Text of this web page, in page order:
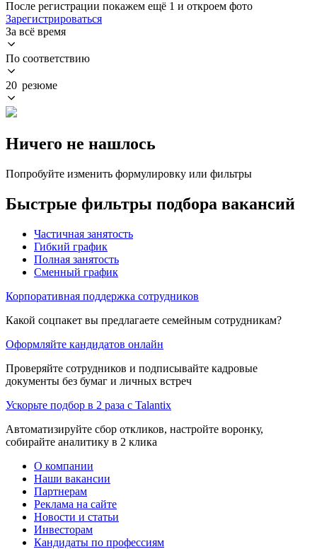
После регистрации покажем ещё 1 и откроем фото
Зарегистрироваться
За всё время
По соответствию
20 резюме
Ничего не нашлось
Попробуйте изменить формулировку или фильтры
Быстрые фильтры подбора вакансий
Частичная занятость
Гибкий график
Полная занятость
Сменный график
Корпоративная поддержка сотрудников
Какой соцпакет вы предлагаете семейным сотрудникам?
Оформляйте кандидатов онлайн
Проверяйте сотрудников и подписывайте кадровые
документы без бумаг и личных встреч
Ускорьте подбор в 2 раза с Talantix
Автоматизируйте сбор откликов, настройте воронку,
собирайте аналитику в 2 клика
О компании
Наши вакансии
Партнерам
Реклама на сайте
Новости и статьи
Инвесторам
Кандидаты по профессиям